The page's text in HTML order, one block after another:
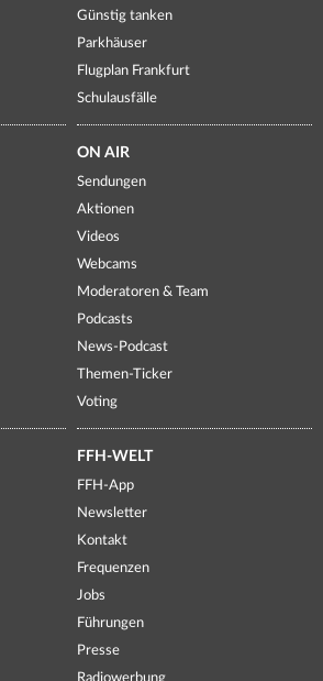
Günstig tanken
Parkhäuser
Flugplan Frankfurt
Schulausfälle
ON AIR
Sendungen
Aktionen
Videos
Webcams
Moderatoren & Team
Podcasts
News-Podcast
Themen-Ticker
Voting
FFH-WELT
FFH-App
Newsletter
Kontakt
Frequenzen
Jobs
Führungen
Presse
Radiowerbung